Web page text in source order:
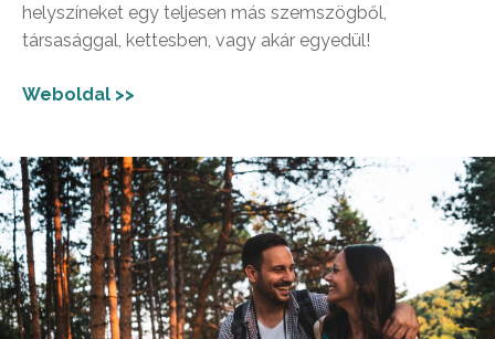
helyszíneket egy teljesen más szemszögből,
társasággal, kettesben, vagy akár egyedül!
Weboldal >>